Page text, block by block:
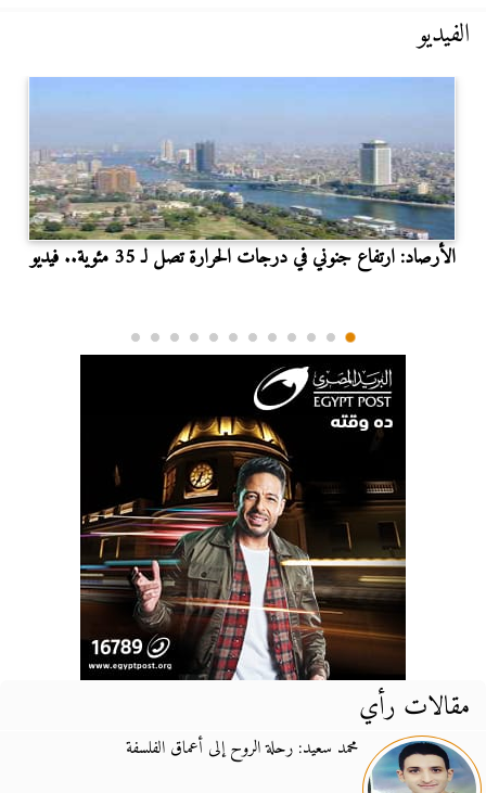
الفيديو
الأرصاد: ارتفاع جنوني في درجات الحرارة تصل لـ 35 مئوية.. فيديو
مقالات رأي
محمد سعيد: رحلة الروح إلى أعماق الفلسفة